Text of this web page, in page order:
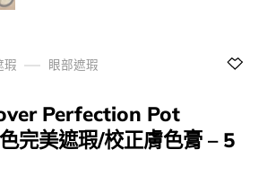
瑕
眼部遮瑕
Perfection Pot
完美遮瑕/校正膚色膏 – 5